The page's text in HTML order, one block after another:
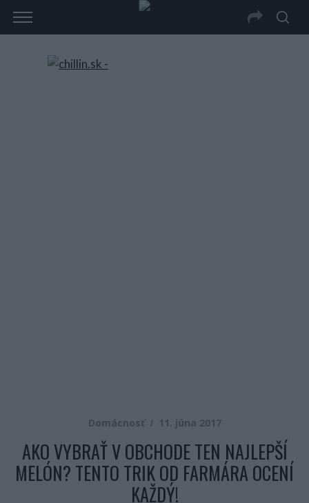
Domácnosť 11. júna 2017
AKO VYBRAŤ V OBCHODE TEN NAJLEPŠÍ
MELÓN? TENTO TRIK OD FARMÁRA OCENÍ
KAŽDÝ!